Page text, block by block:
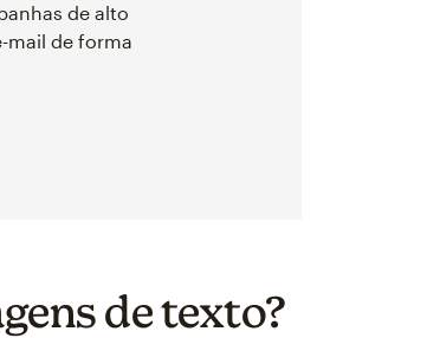
de alto
mail de forma
de texto?